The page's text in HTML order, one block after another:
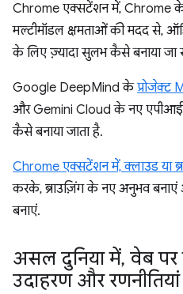
Chrome एक्सटेंशन में, Chrome के
मल्टीमॉडल क्षमताओं की मदद से,
के लिए ज़्यादा सुलभ कैसे बनाया जा
Google DeepMind केप्रोजेक्ट
और Gemini Cloud के नए एपीआई
कैसे बनाया जाता है.
Chrome एक्सटेंशन में, क्लाउड या
करके, ब्राउज़िंग के नए अनुभव बनाएं
बनाएं.
असल दुनिया में, वेब
उदाहरण और रणनीतियां